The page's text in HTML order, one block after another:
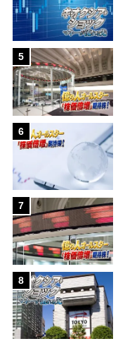
5
6
7
8